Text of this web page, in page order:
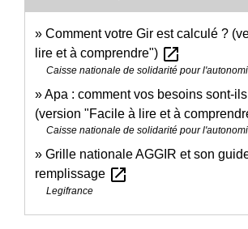
Comment votre Gir est calculé ?
lire et à comprendre") open_in_new
Caisse nationale de solidarité pour
Apa : comment vos besoins sont-
(version "Facile à lire et à
Caisse nationale de solidarité pour
Grille nationale AGGIR et son
remplissage open_in_new
Legifrance